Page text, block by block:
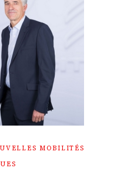
MOBILITÉS